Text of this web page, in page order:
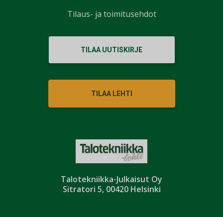
Talotekniikka-Julkaisut Oy
Sitratori 5, 00420 Helsinki
TILAA UUTISKIRJE
TILAA LEHTI
Tilaus- ja toimitusehdot